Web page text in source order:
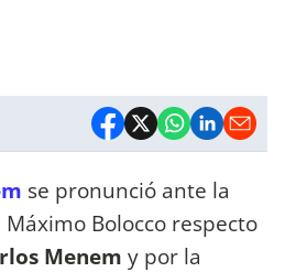
se pronunció ante la
Bolocco respecto
Menem y por la